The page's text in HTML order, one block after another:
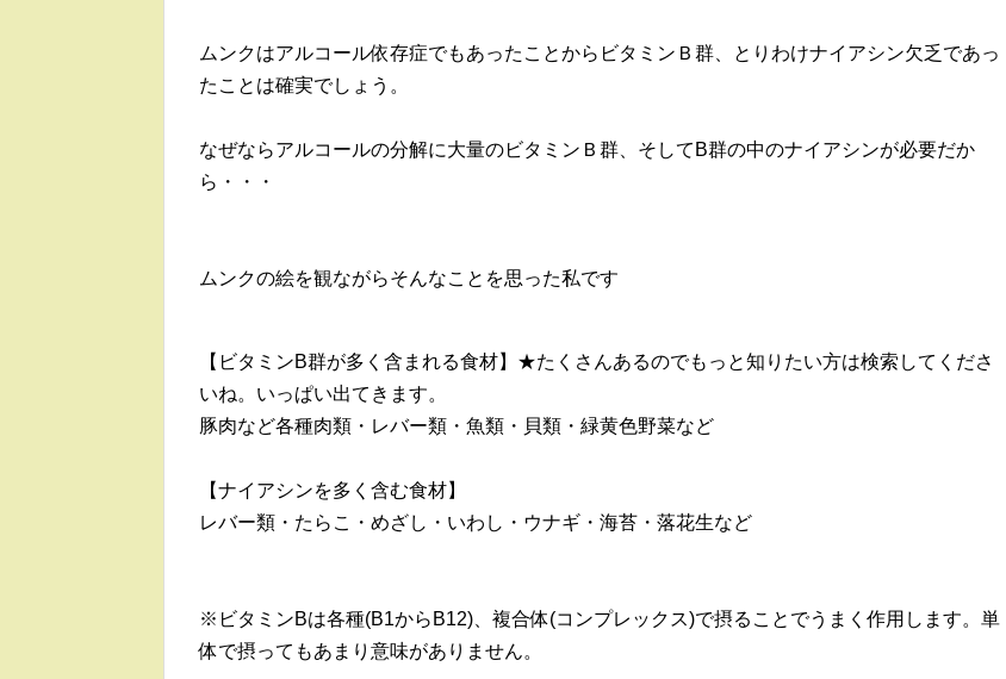
ムンクはアルコール依存症でもあったことからビタミンＢ群、とりわけナイアシン欠乏であっ
たことは確実でしょう。
なぜならアルコールの分解に大量のビタミンＢ群、そしてB群の中のナイアシンが必要だか
ら・・・
ムンクの絵を観ながらそんなことを思った私です
【ビタミンB群が多く含まれる食材】★たくさんあるのでもっと知りたい方は検索してくださ
いね。いっぱい出てきます。
豚肉など各種肉類・レバー類・魚類・貝類・緑黄色野菜など
【ナイアシンを多く含む食材】
レバー類・たらこ・めざし・いわし・ウナギ・海苔・落花生など
※ビタミンBは各種(B1からB12)、複合体(コンプレックス)で摂ることでうまく作用します。単
体で摂ってもあまり意味がありません。